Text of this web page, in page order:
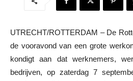
UTRECHT/ROTTERDAM – De
de vooravond van een grote
kondigt aan dat werknemers,
bedrijven, op zaterdag 7